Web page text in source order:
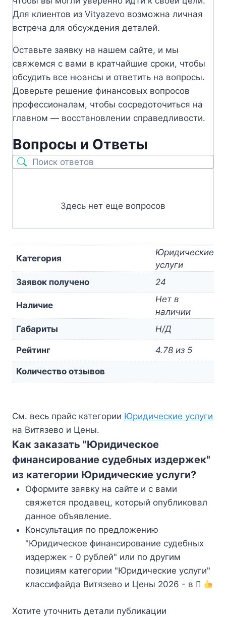
Для клиентов из Vityazevo возможна личная
встреча для обсуждения деталей.
Оставьте заявку на нашем сайте, и мы
свяжемся с вами в кратчайшие сроки, чтобы
обсудить все нюансы и ответить на вопросы.
Доверьте решение финансовых вопросов
профессионалам, чтобы сосредоточиться на
главном — восстановлении справедливости.
Вопросы и Ответы
Здесь нет еще вопросов
Категория
Юридические
услуги
Заявок получено
24
Наличие
Нет в
наличии
Габариты
Н/Д
Рейтинг 4.78 из 5
Количество отзывов
См. весь прайс категории Юридические услуги
на Витязево и Цены.
Как заказать "Юридическое
финансирование судебных издержек"
из категории Юридические услуги?
Оформите заявку на сайте и с вами
свяжется продавец, который опубликовал
данное объявление.
Консультация по предложению
"Юридическое финансирование судебных
издержек - 0 рублей" или по другим
позициям категории "Юридические услуги"
классифайда Витязево и Цены 2026 - в
Хотите уточнить детали публикации